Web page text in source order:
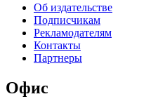
Об издательстве
Подписчикам
Рекламодателям
Контакты
Партнеры
Офис